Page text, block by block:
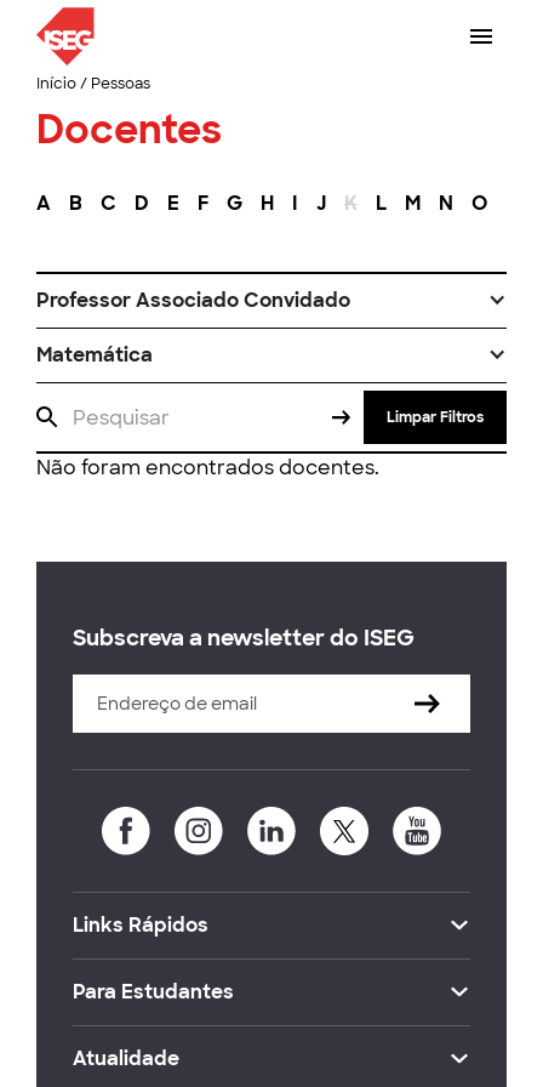
Início/ Pessoas
Docentes
A B C D E F G H I J K L M N O
Professor Associado Convidado
Matemática
Limpar Filtros
Não foram encontrados docentes.
Subscreva a newsletter do ISEG
Links Rápidos
Para Estudantes
Atualidade